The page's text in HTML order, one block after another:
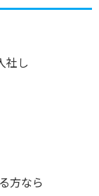
社し
方なら